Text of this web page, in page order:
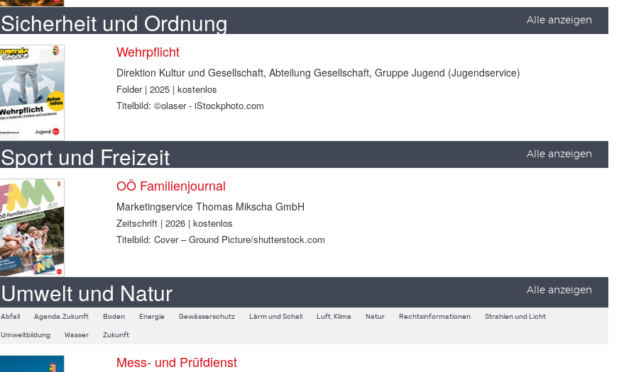
Sicherheit und Ordnung Alle anzeigen
Wehrpflicht
Direktion Kultur und Gesellschaft, Abteilung Gesellschaft, Gruppe Jugend (Jugendservice)
Folder | 2025 | kostenlos
Titelbild: ©olaser - iStockphoto.com
Sport und Freizeit Alle anzeigen
OÖ Familienjournal
Marketingservice Thomas Mikscha GmbH
Zeitschrift | 2026 | kostenlos
Titelbild: Cover – Ground Picture/shutterstock.com
Umwelt und Natur Alle anzeigen
Abfall Agenda.Zukunft Boden Energie Gewässerschutz Lärm und Schall Luft, Klima Natur Rechtsinformationen Strahlen und Licht
Umweltbildung Wasser Zukunft
Mess- und Prüfdienst